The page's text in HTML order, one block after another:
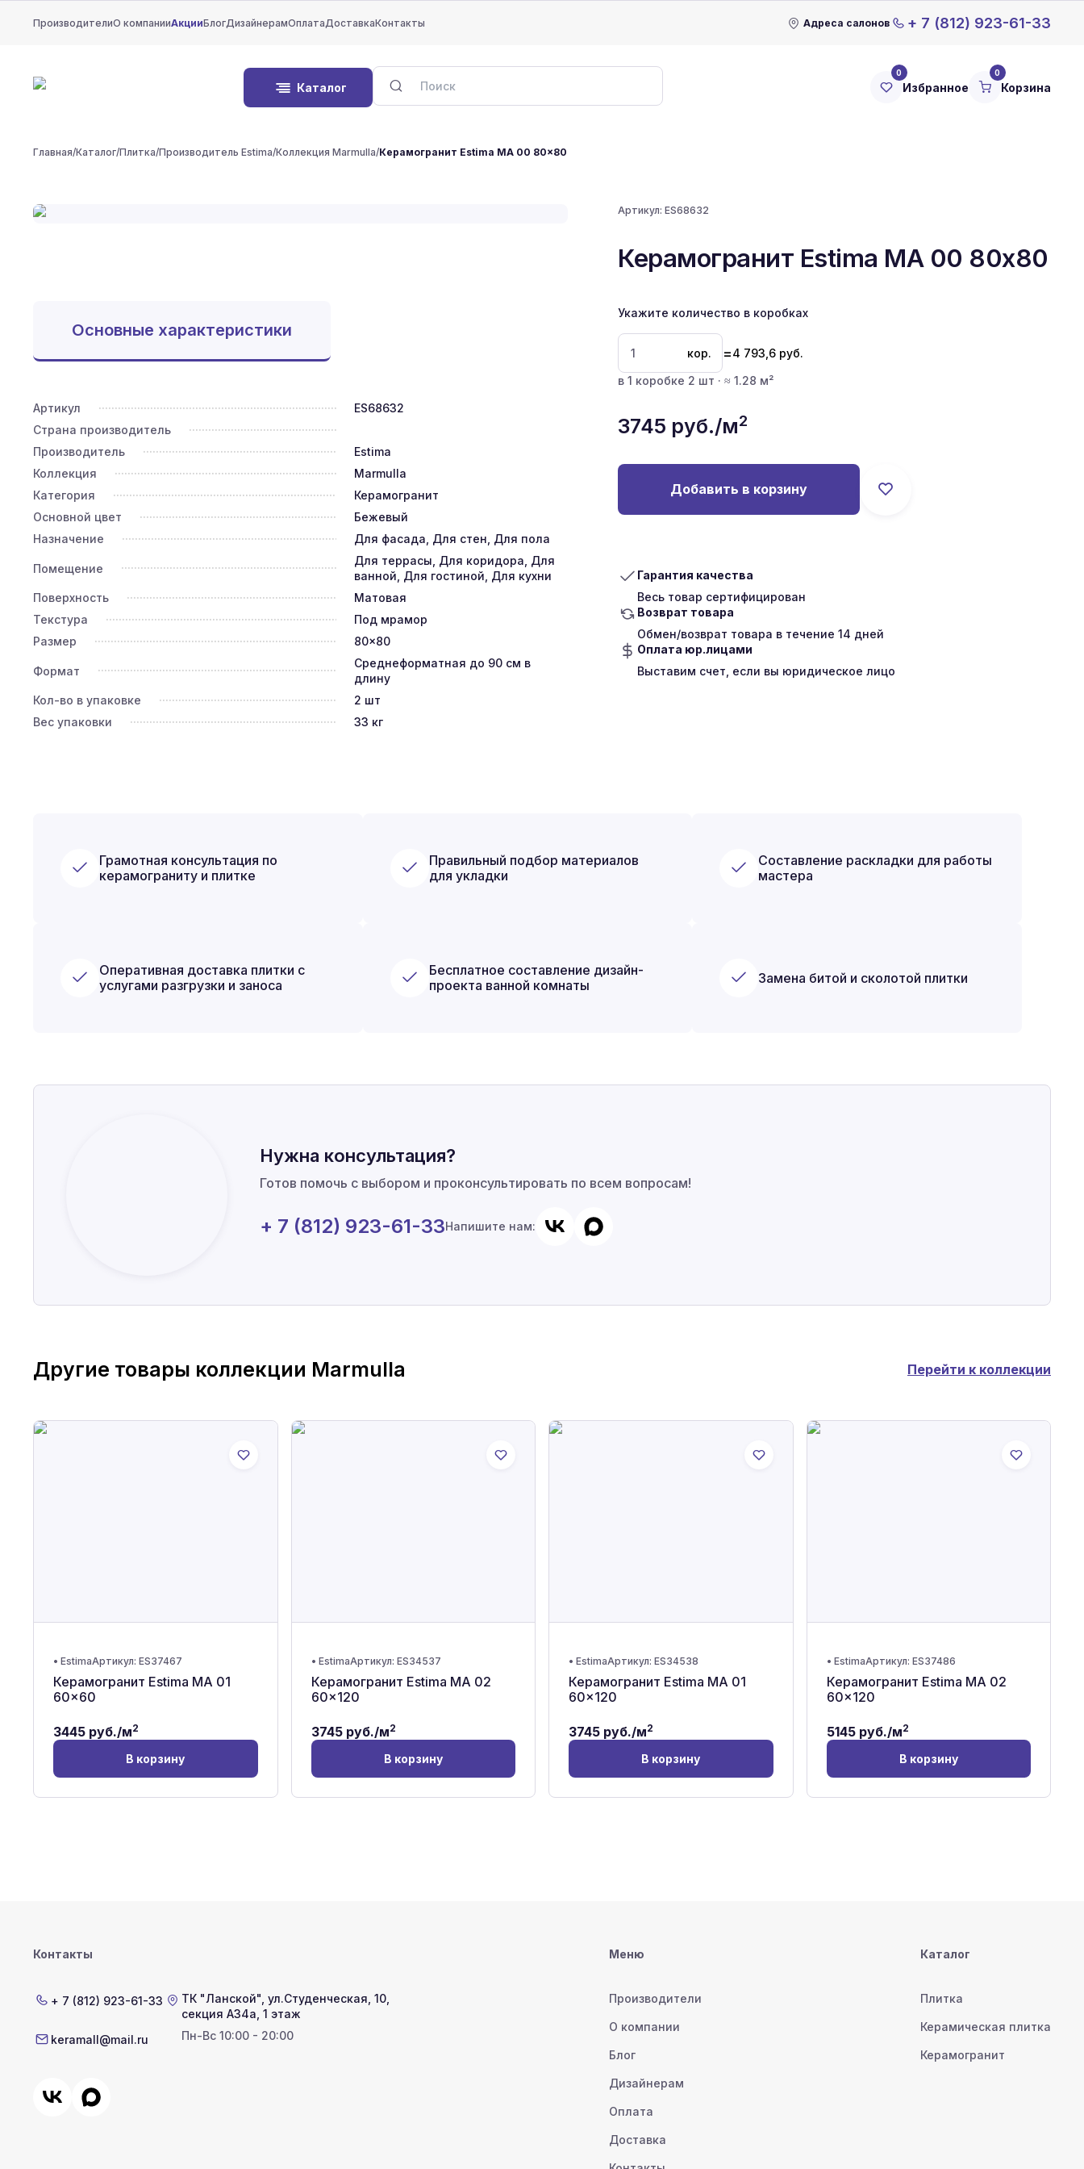
ПроизводителиО компанииАкцииБлогДизайнерамОплатаДоставкаКонтакты Адреса салонов + 7 (812) 923-61-33
Каталог
0
Избранное
0
Корзина
Главная/Каталог/Плитка/Производитель Estima/Коллекция Marmulla/Керамогранит Estima MA 00 80x80
Артикул:ES68632
Керамогранит Estima MA 00 80x80
Укажите количество в коробках
кор. =4 793,6 руб.
в 1 коробке 2 шт · ≈ 1.28 м²
3745 руб./м2
Добавить в корзину
Гарантия качества
Весь товар сертифицирован
Возврат товара
Обмен/возврат товара в течение 14 дней
Оплата юр.лицами
Выставим счет, если вы юридическое лицо
Основные характеристики
Артикул
ES68632
Страна производитель
Производитель
Estima
Коллекция
Marmulla
Категория
Керамогранит
Основной цвет
Бежевый
Назначение
Для фасада, Для стен, Для пола
Помещение
Для террасы, Для коридора, Для
ванной, Для гостиной, Для кухни
Поверхность
Матовая
Текстура
Под мрамор
Размер
80x80
Формат
Среднеформатная до 90 см в
длину
Кол-во в упаковке
2 шт
Вес упаковки
33 кг
Грамотная консультация по
керамограниту и плитке
Правильный подбор материалов
для укладки
Составление раскладки для работы
мастера
Оперативная доставка плитки с
услугами разгрузки и заноса
Бесплатное составление дизайн-
проекта ванной комнаты
Замена битой и сколотой плитки
Нужна консультация?
Готов помочь с выбором и проконсультировать по всем вопросам!
+ 7 (812) 923-61-33Напишите нам:
Другие товары коллекции Marmulla Перейти к коллекции
• EstimaАртикул: ES37467
Керамогранит Estima MA 01
60x60
3445 руб./м2
В корзину
• EstimaАртикул: ES34537
Керамогранит Estima MA 02
60x120
3745руб./м2
В корзину
• EstimaАртикул: ES34538
Керамогранит Estima MA 01
60x120
3745 руб./м2
В корзину
• EstimaАртикул: ES37486
Керамогранит Estima MA 02
60x120
5145руб./м2
В корзину
Контакты
+ 7 (812) 923-61-33
keramall@mail.ru
ТК "Ланской" ул.Студенческая, 10,
секция А34а, 1 этаж
Пн-Вс 10:00 - 20:00
Меню
Производители
О компании
Блог
Дизайнерам
Оплата
Доставка
Каталог
Плитка
Керамическая плитка
Керамогранит